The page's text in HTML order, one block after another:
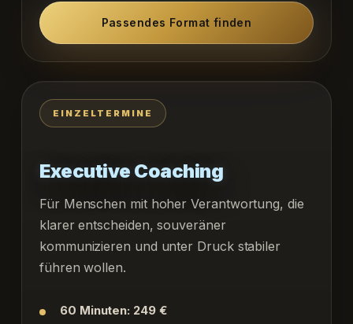
Passendes Format finden
EINZELTERMINE
Executive Coaching
Für Menschen mit hoher Verantwortung, die
klarer entscheiden, souveräner
kommunizieren und unter Druck stabiler
führen wollen.
60 Minuten: 249 €